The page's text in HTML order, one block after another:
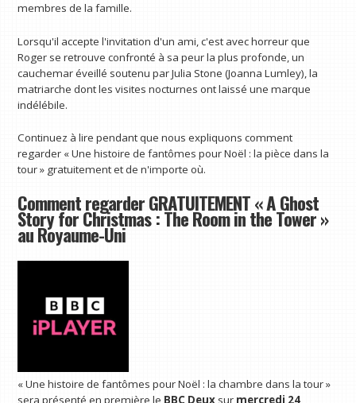
membres de la famille.
Lorsqu'il accepte l'invitation d'un ami, c'est avec horreur que
Roger se retrouve confronté à sa peur la plus profonde, un
cauchemar éveillé soutenu par Julia Stone (Joanna Lumley), la
matriarche dont les visites nocturnes ont laissé une marque
indélébile.
Continuez à lire pendant que nous expliquons comment
regarder « Une histoire de fantômes pour Noël : la pièce dans la
tour » gratuitement et de n'importe où.
Comment regarder GRATUITEMENT « A Ghost
Story for Christmas : The Room in the Tower »
au Royaume-Uni
« Une histoire de fantômes pour Noël : la chambre dans la tour »
sera présenté en première le BBC Deux sur mercredi 24